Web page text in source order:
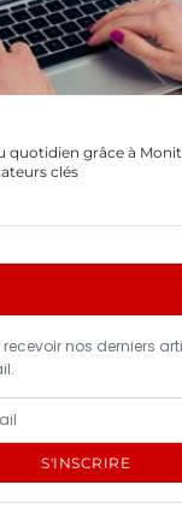
quotidien grâce à
clés
nos derniers
S'INSCRIRE